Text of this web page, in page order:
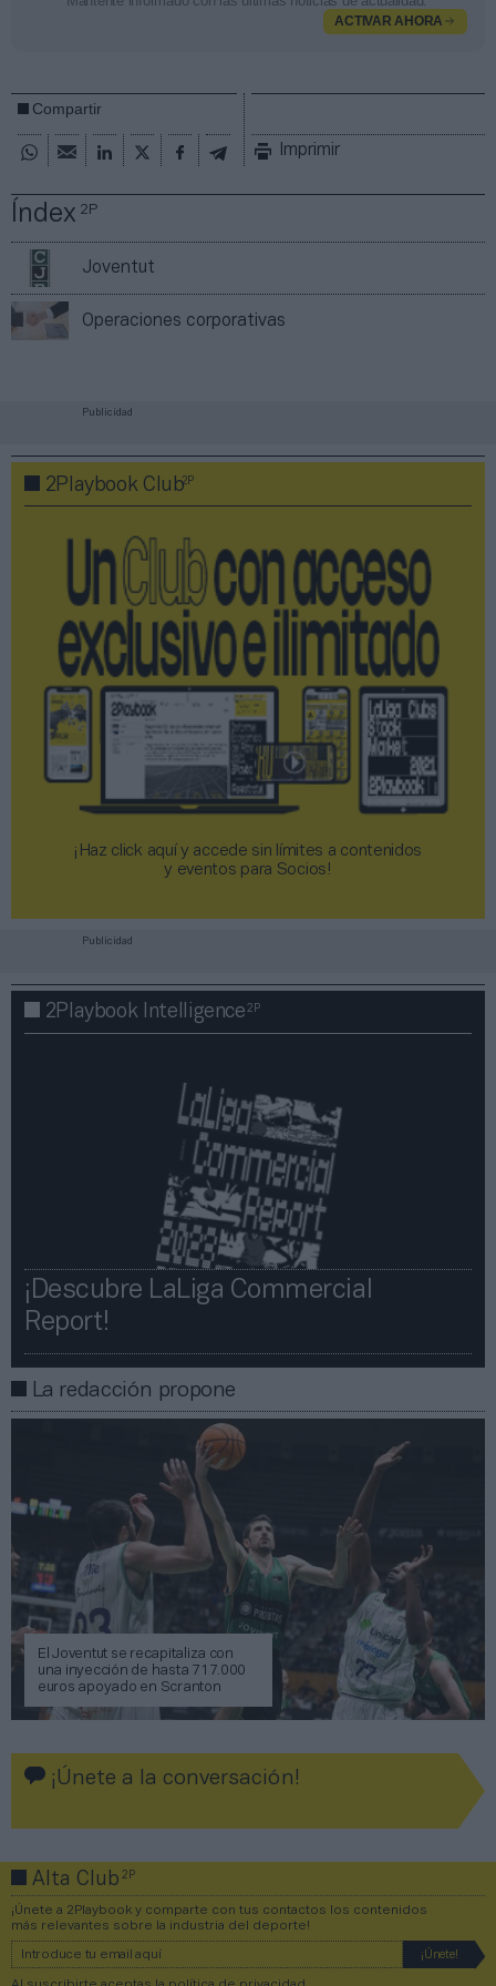
Índex2P
Joventut
Operaciones corporativas
ACTIVAR AHORA
Compartir
Imprimir
Publicidad
2Playbook Club2P
¡Haz click aquí y accede sin límites a contenidos
y eventos para Socios!​​​​​​​
Publicidad
2Playbook Intelligence2P
¡Descubre LaLiga Commercial
Report!​​
La redacción propone
El Joventut se recapitaliza con
una inyección de hasta 717.000
euros apoyado en Scranton
¡Únete a la conversación!
Alta Club2P
¡Únete a 2Playbook y comparte con tus contactos los contenidos
más relevantes sobre la industria del deporte!